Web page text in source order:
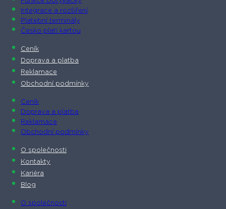
Integrace a rozšíření
Platební terminály
Česko platí kartou
Ceník
Doprava a platba
Reklamace
Obchodní podmínky
Ceník
Doprava a platba
Reklamace
Obchodní podmínky
O společnosti​
Kontakty
Kariéra
Blog
O společnosti​